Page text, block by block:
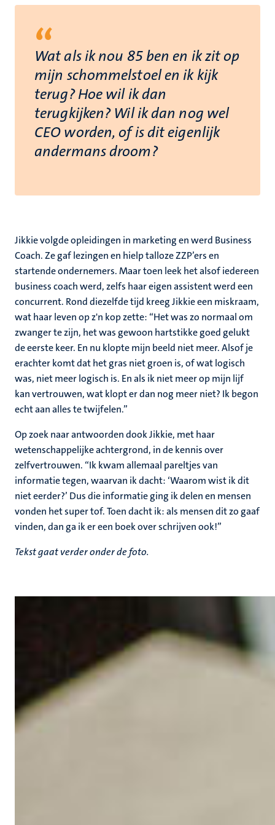
“
Wat als ik nou 85 ben en ik zit op
mijn schommelstoel en ik kijk
terug? Hoe wil ik dan
terugkijken? Wil ik dan nog wel
CEO worden, of is dit eigenlijk
andermans droom?
Jikkie volgde opleidingen in marketing en werd Business
Coach. Ze gaf lezingen en hielp talloze ZZP’ers en
startende ondernemers. Maar toen leek het alsof iedereen
business coach werd, zelfs haar eigen assistent werd een
concurrent. Rond diezelfde tijd kreeg Jikkie een miskraam,
wat haar leven op z'n kop zette: “Het was zo normaal om
zwanger te zijn, het was gewoon hartstikke goed gelukt
de eerste keer. En nu klopte mijn beeld niet meer. Alsof je
erachter komt dat het gras niet groen is, of wat logisch
was, niet meer logisch is. En als ik niet meer op mijn lijf
kan vertrouwen, wat klopt er dan nog meer niet? Ik begon
echt aan alles te twijfelen.”
Op zoek naar antwoorden dook Jikkie, met haar
wetenschappelijke achtergrond, in de kennis over
zelfvertrouwen. “Ik kwam allemaal pareltjes van
informatie tegen, waarvan ik dacht: ‘Waarom wist ik dit
niet eerder?’ Dus die informatie ging ik delen en mensen
vonden het super tof. Toen dacht ik: als mensen dit zo gaaf
vinden, dan ga ik er een boek over schrijven ook!”
Tekst gaat verder onder de foto.